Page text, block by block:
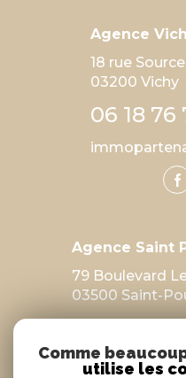
Agence
18 rue
03200 Vichy
06 18 76
Agence Saint
79 Boulevard
03500 Saint-
Comme
utilise les